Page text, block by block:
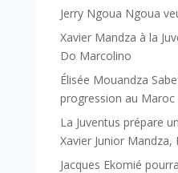
Jerry Ngoua Ngoua
Xavier Mandza à la
Do Marcolino
Élisée Mouandza
progression au Maroc
La Juventus prépare
Xavier Junior
Jacques Ekomié